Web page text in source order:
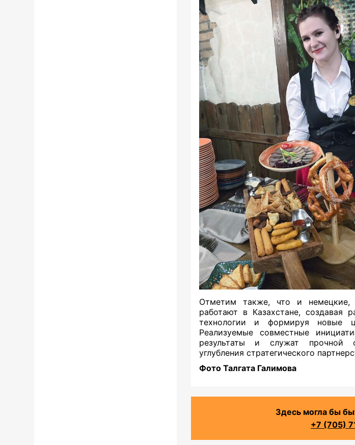
Отметим также, что и немецкие,
работают в Казахстане, создавая
технологии и формируя новые
Реализуемые совместные
результаты и служат прочной
углубления стратегического
Фото Талгата Галимова
Здесь могла бы
+7 (705)